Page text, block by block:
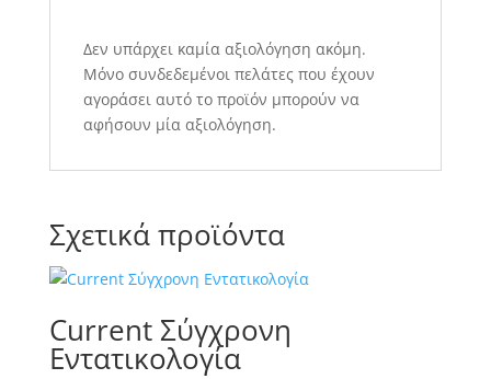
Δεν υπάρχει καμία αξιολόγηση ακόμη.
Μόνο συνδεδεμένοι πελάτες που έχουν
αγοράσει αυτό το προϊόν μπορούν να
αφήσουν μία αξιολόγηση.
Σχετικά προϊόντα
Current Σύγχρονη
Εντατικολογία